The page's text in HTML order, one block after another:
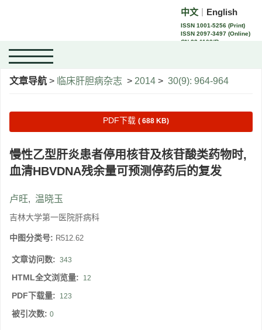
中文 English
ISSN 1001-5256 (Print)
ISSN 2097-3497 (Online)
CN 22-1108/R
文章导航 > 临床肝胆病杂志 > 2014 > 30(9): 964-964
PDF下载 ( 688 KB)
慢性乙型肝炎患者停用核苷及核苷酸类药物时,
血清HBVDNA残余量可预测停药后的复发
卢旺, 温晓玉
吉林大学第一医院肝病科
中图分类号: R512.62
文章访问数: 343
HTML全文浏览量: 12
PDF下载量: 123
被引次数: 0